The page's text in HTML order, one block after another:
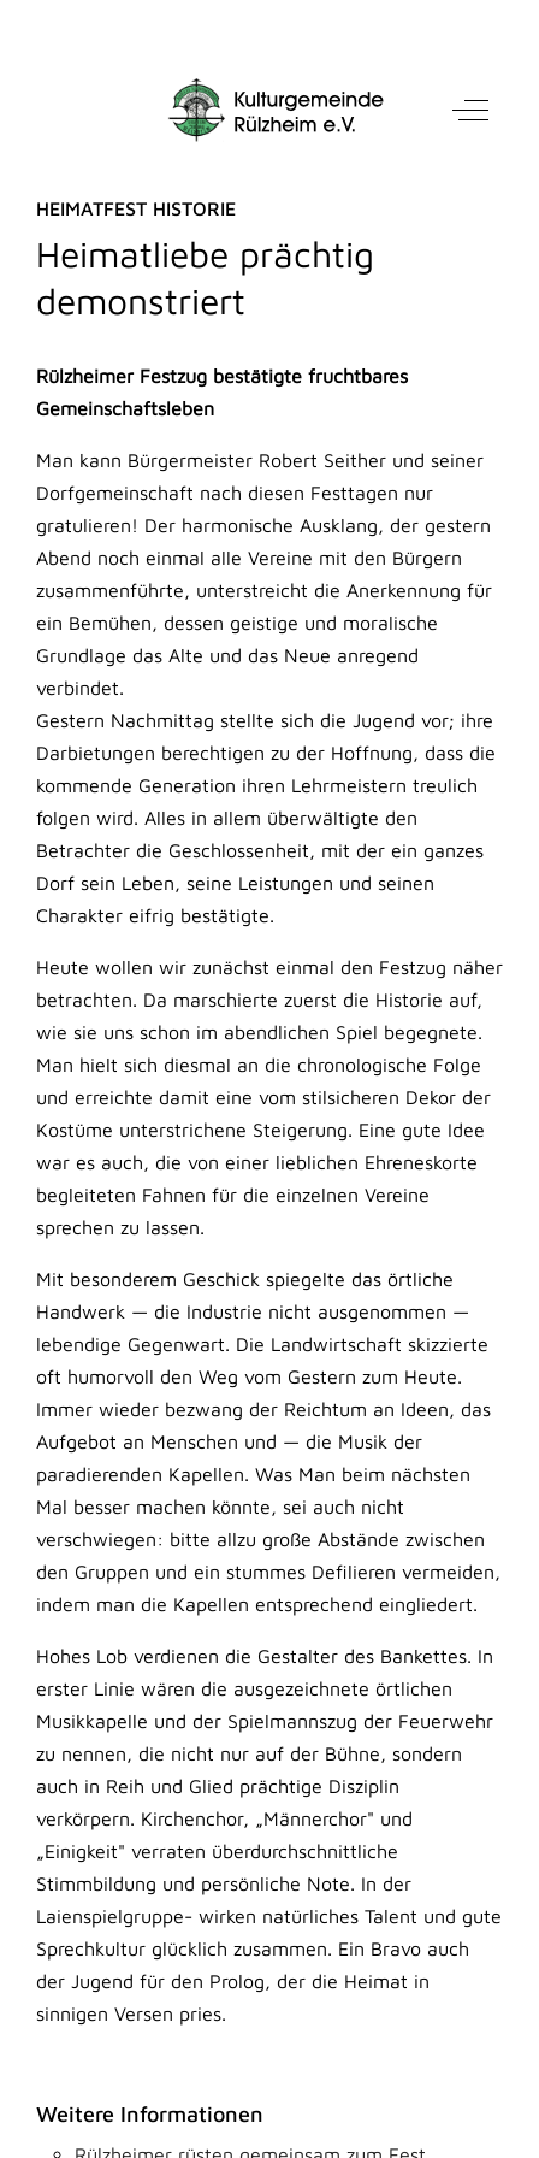
Mobile Menu Toggle Off-
HEIMATFEST HISTORIE
Heimatliebe prächtig
demonstriert
Rülzheimer Festzug bestätigte fruchtbares
Gemeinschaftsleben
Man kann Bürgermeister Robert Seither und seiner
Dorfgemeinschaft nach diesen Festtagen nur
gratulieren! Der harmonische Ausklang, der gestern
Abend noch einmal alle Vereine mit den Bürgern
zusammenführte, unterstreicht die Anerkennung für
ein Bemühen, dessen geistige und moralische
Grundlage das Alte und das Neue anregend
verbindet.
Gestern Nachmittag stellte sich die Jugend vor; ihre
Darbietungen berechtigen zu der Hoffnung, dass die
kommende Generation ihren Lehrmeistern treulich
folgen wird. Alles in allem überwältigte den
Betrachter die Geschlossenheit, mit der ein ganzes
Dorf sein Leben, seine Leistungen und seinen
Charakter eifrig bestätigte.
Heute wollen wir zunächst einmal den Festzug näher
betrachten. Da marschierte zuerst die Historie auf,
wie sie uns schon im abendlichen Spiel begegnete.
Man hielt sich diesmal an die chronologische Folge
und erreichte damit eine vom stilsicheren Dekor der
Kostüme unterstrichene Steigerung. Eine gute Idee
war es auch, die von einer lieblichen Ehreneskorte
begleiteten Fahnen für die einzelnen Vereine
sprechen zu lassen.
Mit besonderem Geschick spiegelte das örtliche
Handwerk — die Industrie nicht ausgenommen —
lebendige Gegenwart. Die Landwirtschaft skizzierte
oft humorvoll den Weg vom Gestern zum Heute.
Immer wieder bezwang der Reichtum an Ideen, das
Aufgebot an Menschen und — die Musik der
paradierenden Kapellen. Was Man beim nächsten
Mal besser machen könnte, sei auch nicht
verschwiegen: bitte allzu große Abstände zwischen
den Gruppen und ein stummes Defilieren vermeiden,
indem man die Kapellen entsprechend eingliedert.
Hohes Lob verdienen die Gestalter des Bankettes. In
erster Linie wären die ausgezeichnete örtlichen
Musikkapelle und der Spielmannszug der Feuerwehr
zu nennen, die nicht nur auf der Bühne, sondern
auch in Reih und Glied prächtige Disziplin
verkörpern. Kirchenchor, „Männerchor" und
„Einigkeit" verraten überdurchschnittliche
Stimmbildung und persönliche Note. In der
Laienspielgruppe- wirken natürliches Talent und gute
Sprechkultur glücklich zusammen. Ein Bravo auch
der Jugend für den Prolog, der die Heimat in
sinnigen Versen pries.
Weitere Informationen